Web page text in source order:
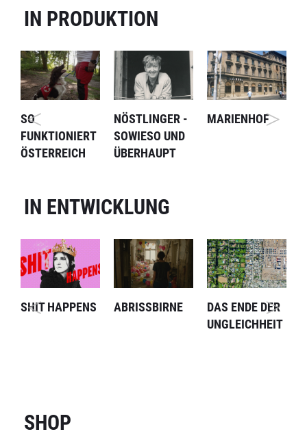
IN PRODUKTION
SO
FUNKTIONIERT
ÖSTERREICH
NÖSTLINGER -
SOWIESO UND
ÜBERHAUPT
MARIENHOF
IN ENTWICKLUNG
SHIT HAPPENS ABRISSBIRNE
DAS ENDE DER
UNGLEICHHEIT
SHOP